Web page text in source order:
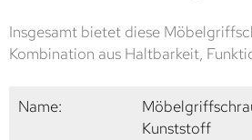
Insgesamt bietet diese
Kombination aus Haltbarkeit,
Name:
Kunststoff